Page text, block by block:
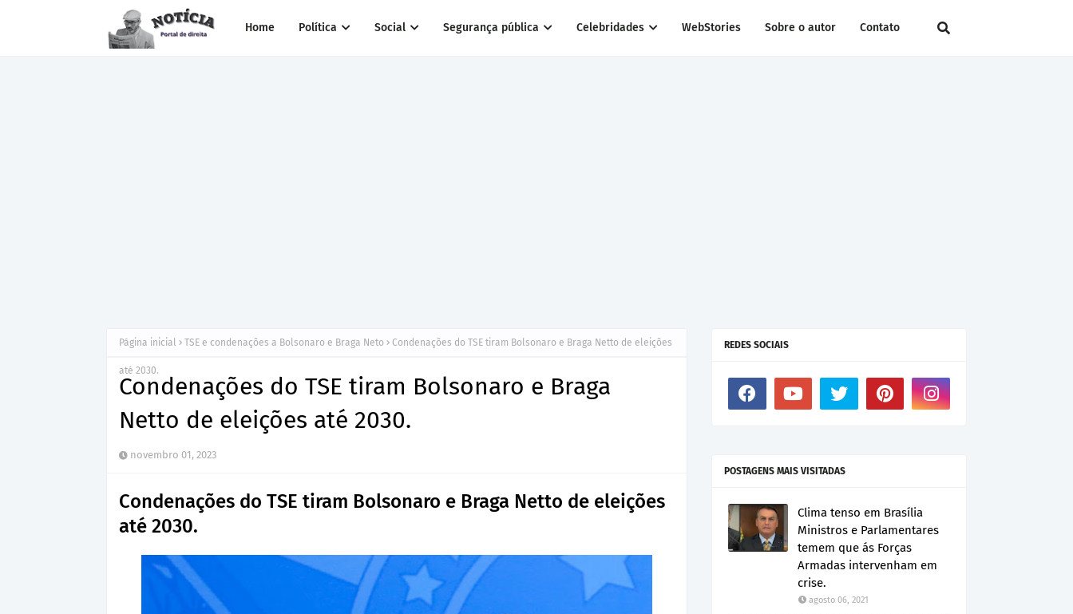
Home Política Social Segurança pública Celebridades WebStories Sobre o autor Contato
Página inicial TSE e condenações a Bolsonaro e Braga Neto Condenações do TSE tiram Bolsonaro e Braga Netto de eleições
até 2030.
Condenações do TSE tiram Bolsonaro e Braga
Netto de eleições até 2030.
novembro 01, 2023
Condenações do TSE tiram Bolsonaro e Braga Netto de eleições
até 2030.
REDES SOCIAIS
POSTAGENS MAIS VISITADAS
Clima tenso em Brasília
Ministros e Parlamentares
temem que ás Forças
Armadas intervenham em
crise.
agosto 06, 2021